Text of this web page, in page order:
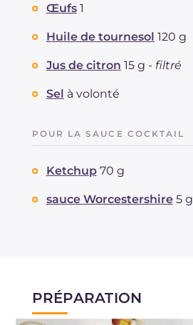
Œufs 1
Huile de tournesol 120 g
Jus de citron 15 g - filtré
Sel à volonté
POUR LA SAUCE COCKTAIL
Ketchup 70 g
sauce Worcestershire 5 g
PRÉPARATION